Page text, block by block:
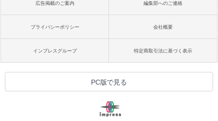
広告掲載のご案内 編集部へのご連絡
プライバシーポリシー 会社概要
インプレスグループ 特定商取引法に基づく表示
PC版で見る